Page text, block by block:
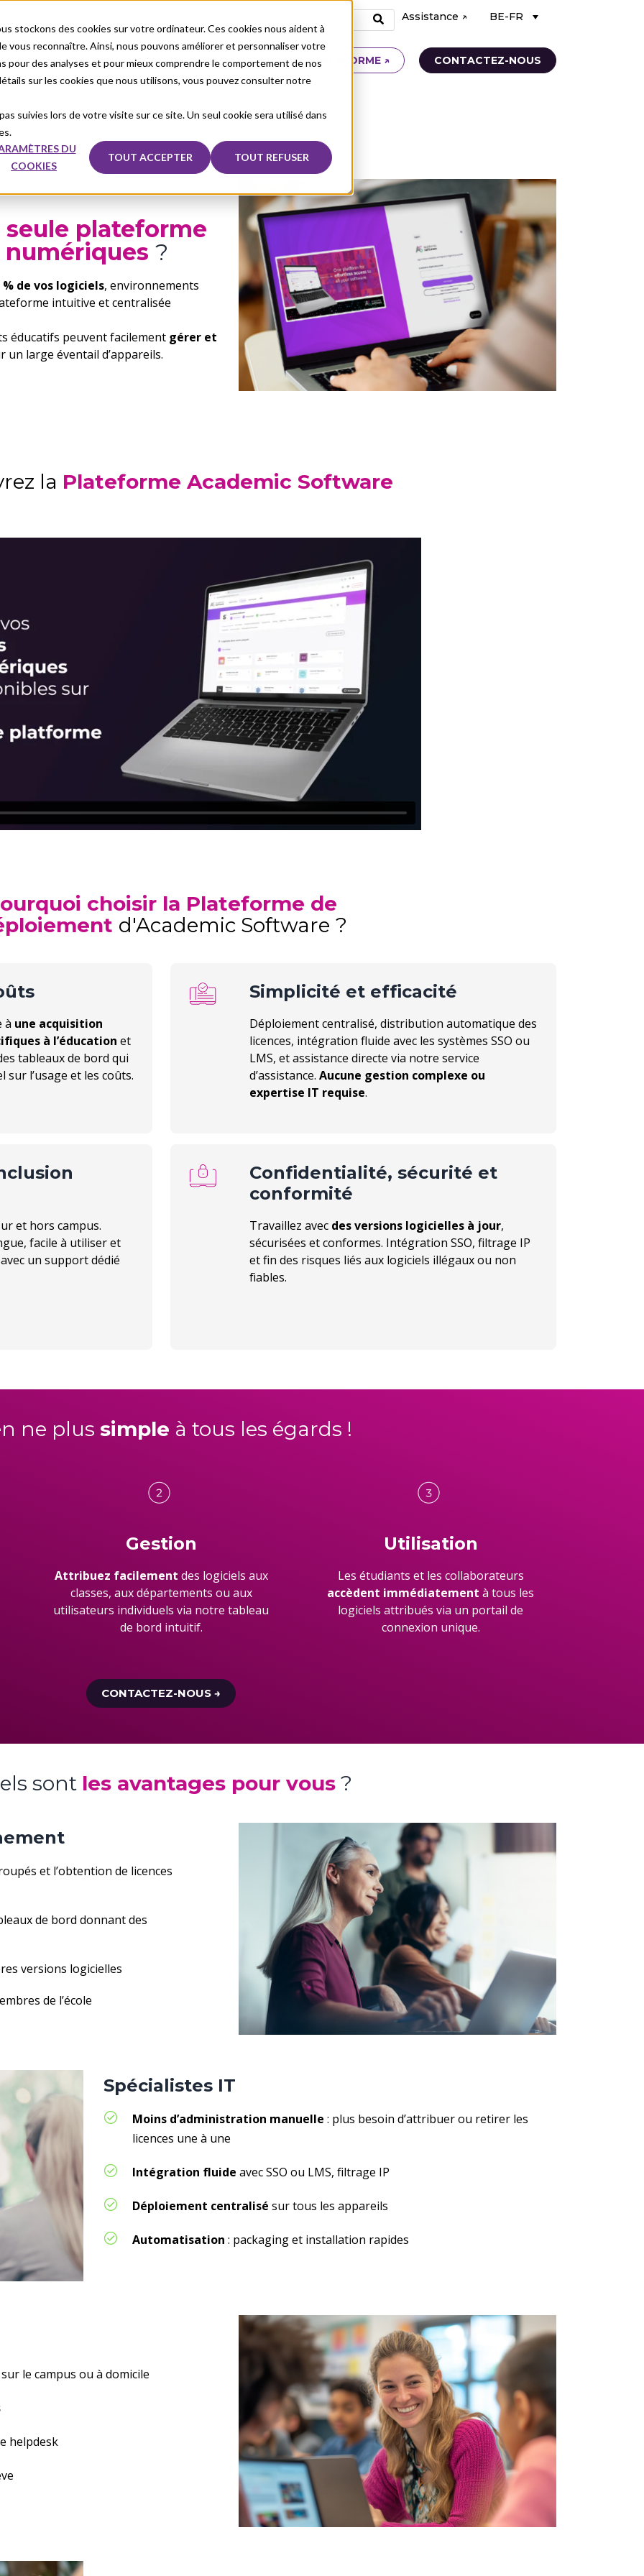
stockons des cookies sur votre ordinateur. Ces cookies nous aident à
reconnaître. Ainsi, nous pouvons améliorer et personnaliser votre
des analyses et pour mieux comprendre le comportement de nos
sur les cookies que nous utilisons, vous pouvez consulter notre
suivies lors de votre visite sur ce site. Un seul cookie sera utilisé dans
DU
COOKIES
TOUT ACCEPTER TOUT REFUSER
Assistance ↗ BE-FR
cible À propos de nous Sales ACCÈS PLATEFORME ↗ CONTACTEZ-NOUS
seule plateforme
?
% de vos logiciels, environnements
intuitive et centralisée
éducatifs peuvent facilement gérer et
un large éventail d’appareils.
la Plateforme Academic Software
choisir la Plateforme de
d'Academic Software ?
à une acquisition
à l’éducation et
tableaux de bord qui
l’usage et les coûts.
Simplicité et efficacité
Déploiement centralisé, distribution automatique des
licences, intégration fluide avec les systèmes SSO ou
LMS, et assistance directe via notre service
d’assistance. Aucune gestion complexe ou
expertise IT requise.
et hors campus.
facile à utiliser et
un support dédié
Confidentialité, sécurité et
conformité
Travaillez avec des versions logicielles à jour,
sécurisées et conformes. Intégration SSO, filtrage IP
et fin des risques liés aux logiciels illégaux ou non
fiables.
ne plus simple à tous les égards !
Gestion
Attribuez facilement des logiciels aux
classes, aux départements ou aux
utilisateurs individuels via notre tableau
de bord intuitif.
Utilisation
Les étudiants et les collaborateurs
accèdent immédiatement à tous les
logiciels attribués via un portail de
connexion unique.
CONTACTEZ-NOUS →
sont les avantages pour vous ?
s et l’obtention de licences
de bord donnant des
versions logicielles
de l’école
Spécialistes IT
Moins d’administration manuelle : plus besoin d’attribuer ou retirer les
licences une à une
Intégration fluideavec SSO ou LMS, filtrage IP
Déploiement centralisé sur tous les appareils
Automatisation : packaging et installation rapides
le campus ou à domicile
helpdesk